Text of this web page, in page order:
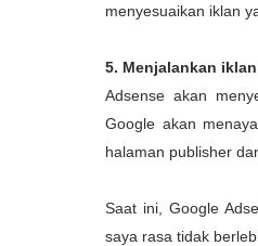
menyesuaikan iklan
5. Menjalankan
Adsense akan
Google akan
halaman publisher
Saat ini, Google
saya rasa tidak